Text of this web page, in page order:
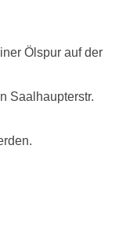
Ölspur auf der
Saalhaupterstr.